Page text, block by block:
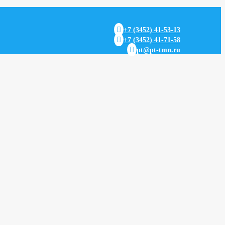
 +7 (3452) 41-53-13
 +7 (3452) 41-71-58
 pt@pt-tmn.ru